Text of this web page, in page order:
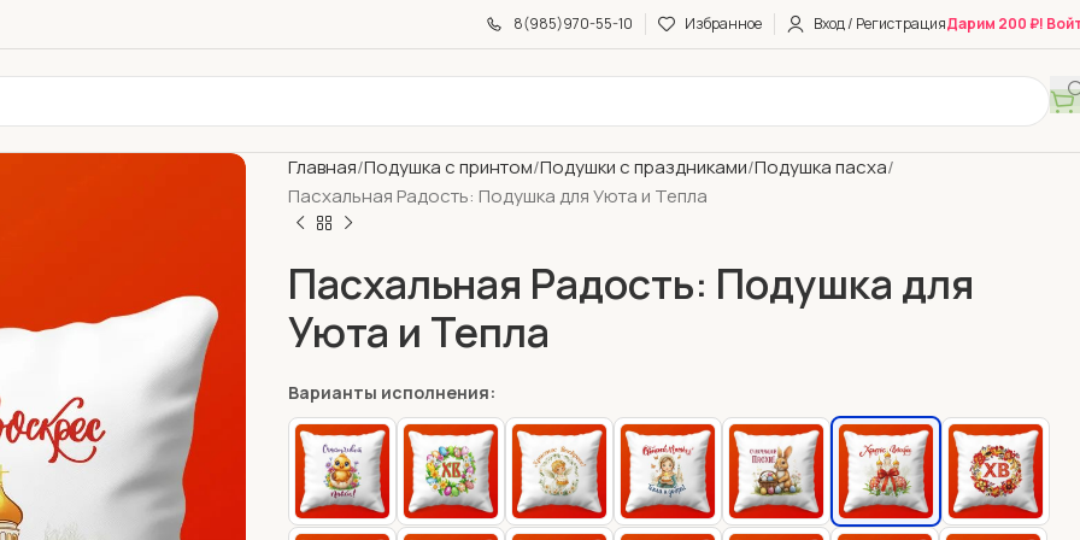
8(985)970-55-10 Избранное Вход / РегистрацияДарим 200 ₽!
Главная Подушка с принтом Подушки с праздниками Подушка пасха
Пасхальная Радость: Подушка для Уюта и Тепла
Пасхальная Радость: Подушка для
Уюта и Тепла
Варианты исполнения: